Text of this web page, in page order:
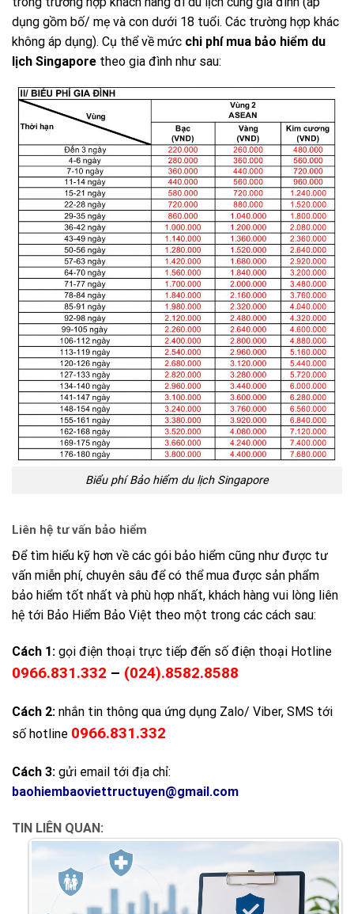
dụng gồm bố/ mẹ và con dưới 18 tuổi. Các trường hợp khác
không áp dụng). Cụ thể về mức chi phí mua bảo hiểm du
lịch Singapore theo gia đình như sau:
Biểu phí Bảo hiểm du lịch Singapore
Liên hệ tư vấn bảo hiểm
Để tìm hiểu kỹ hơn về các gói bảo hiểm cũng như được tư
vấn miễn phí, chuyên sâu để có thể mua được sản phẩm
bảo hiểm tốt nhất và phù hợp nhất, khách hàng vui lòng liên
hệ tới Bảo Hiểm Bảo Việt theo một trong các cách sau:
Cách 1: gọi điện thoại trực tiếp đến số điện thoại Hotline
0966.831.332 – (024).8582.8588
Cách 2: nhắn tin thông qua ứng dụng Zalo/ Viber, SMS tới
số hotline 0966.831.332
Cách 3: gửi email tới địa chỉ:
baohiembaoviettructuyen@gmail.com
TIN LIÊN QUAN: